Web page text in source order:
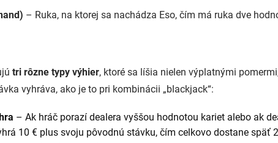
– Ruka, na ktorej sa nachádza Eso, čím má ruka dve
tri rôzne typy výhier, ktoré sa líšia nielen výplatnými
vyhráva, ako je to pri kombinácii „blackjack“:
– Ak hráč porazí dealera vyššou hodnotou kariet alebo ak
10 € plus svoju pôvodnú stávku, čím celkovo dostane späť